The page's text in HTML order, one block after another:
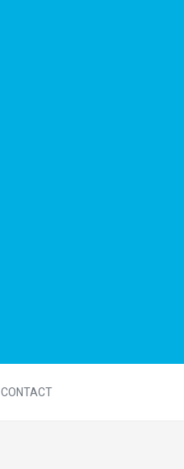
CONTACT